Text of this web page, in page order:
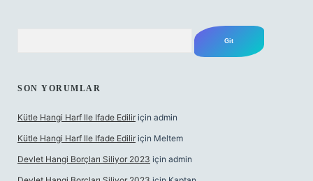
SON YORUMLAR
Kütle Hangi Harf Ile Ifade Edilir için admin
Kütle Hangi Harf Ile Ifade Edilir için Meltem
Devlet Hangi Borçları Siliyor 2023 için admin